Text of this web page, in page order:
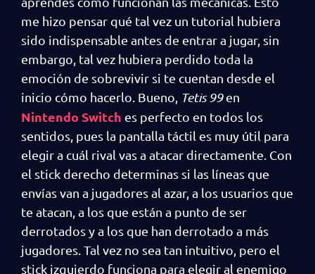
me hizo pensar qué tal vez un tutorial hubiera
sido indispensable antes de entrar a jugar, sin
embargo, tal vez hubiera perdido toda la
emoción de sobrevivir si te cuentan desde el
inicio cómo hacerlo. Bueno, Tetis 99en
Nintendo Switch es perfecto en todos los
sentidos, pues la pantalla táctil es muy útil para
elegir a cuál rival vas a atacar directamente. Con
el stick derecho determinas si las líneas que
envías van a jugadores al azar, a los usuarios que
te atacan, a los que están a punto de ser
derrotados y a los que han derrotado a más
jugadores. Tal vez no sea tan intuitivo, pero el
stick izquierdo funciona para elegir al enemigo